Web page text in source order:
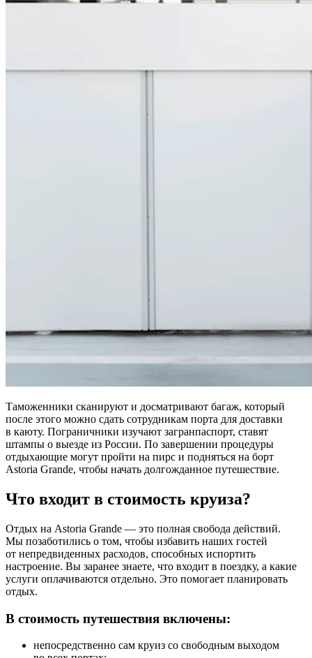
Таможенники сканируют и досматривают багаж, который
после этого можно сдать сотрудникам порта для доставки
в каюту. Пограничники изучают загранпаспорт, ставят
штампы о выезде из России. По завершении процедуры
отдыхающие могут пройти на пирс и подняться на борт
Astoria Grande, чтобы начать долгожданное путешествие.
Что входит в стоимость круиза?
Отдых на Astoria Grande — это полная свобода действий.
Мы позаботились о том, чтобы избавить наших гостей
от непредвиденных расходов, способных испортить
настроение. Вы заранее знаете, что входит в поездку, а какие
услуги оплачиваются отдельно. Это помогает планировать
отдых.
В стоимость путешествия включены:
непосредственно сам круиз со свободным выходом